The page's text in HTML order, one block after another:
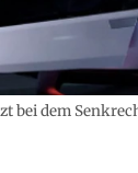
bei dem